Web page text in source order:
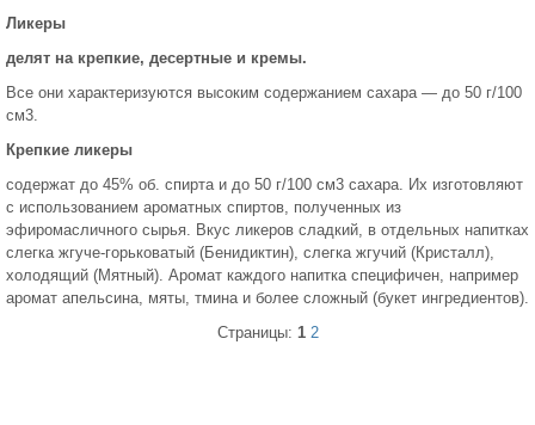
Ликеры
делят на крепкие, десертные и кремы.
Все они характеризуются высоким содержанием сахара — до 50 г/100
см3.
Крепкие ликеры
содержат до 45% об. спирта и до 50 г/100 см3 сахара. Их изготовляют
с использованием ароматных спиртов, полученных из
эфиромасличного сырья. Вкус ликеров сладкий, в отдельных напитках
слегка жгуче-горьковатый (Бенидиктин), слегка жгучий (Кристалл),
холодящий (Мятный). Аро­мат каждого напитка специфичен, например
аромат апельсина, мяты, тмина и более сложный (букет ингредиентов).
Страницы: 1 2